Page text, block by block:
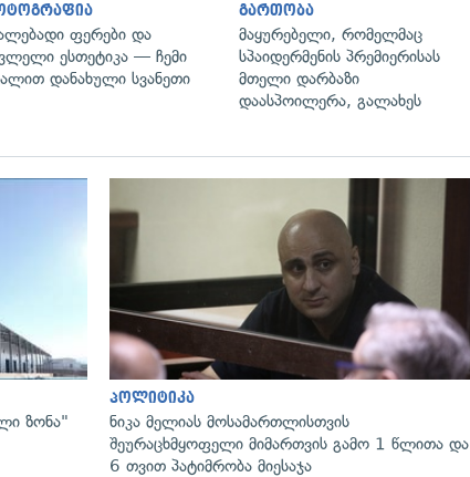
ფერები და
ესთეტიკა — ჩემი
დანახული სვანეთი
გართობა
მაყურებელი, რომელმაც
სპაიდერმენის პრემიერისას
მთელი დარბაზი
დაასპოილერა, გალახეს
ზონა"
პოლიტიკა
ნიკა მელიას მოსამართლისთვის
შეურაცხმყოფელი მიმართვის გამო 1 წლითა და
6 თვით პატიმრობა მიესაჯა